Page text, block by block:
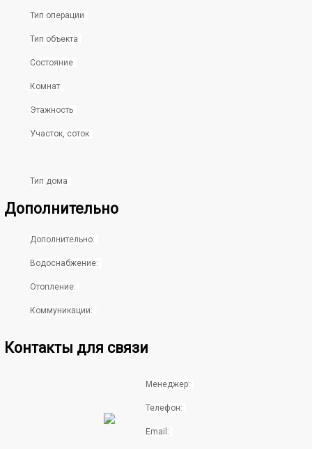
Тип операции
Тип объекта
Состояние
Комнат
Этажность
Участок, соток
Тип дома
Дополнительно
Дополнительно:
Водоснабжение:
Отопление:
Коммуникации:
Контакты для связи
Менеджер:
Телефон:
Email: